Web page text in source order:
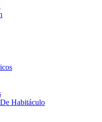
Habitáculo